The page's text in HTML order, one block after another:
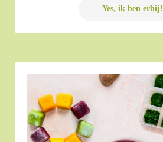
Yes, ik ben erbij!